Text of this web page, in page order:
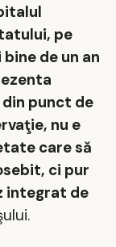
pe
de un an
punct de
nu e
care să
ci pur
integrat de